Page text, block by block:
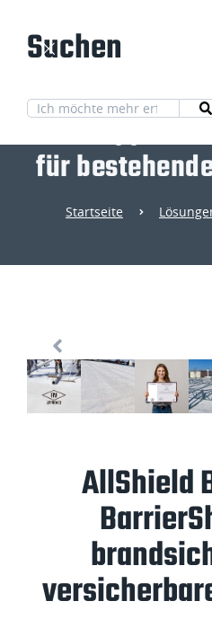
Suchen
AllShield Blue -
4482
für
Startseite
AllShield